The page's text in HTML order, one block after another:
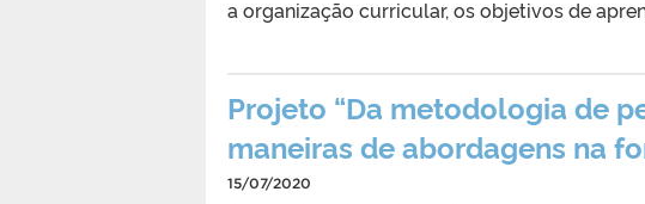
a organização curricular, os objetivos de
Projeto “Da metodologia de
maneiras de abordagens na
15/07/2020